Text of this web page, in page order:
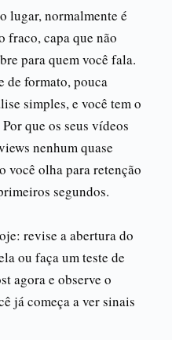
lugar, normalmente é
fraco, capa que não
para quem você fala.
de formato, pouca
simples, e você tem o
que os seus vídeos
nenhum quase
você olha para retenção
segundos.
revise a abertura do
ou faça um teste de
agora e observe o
já começa a ver sinais